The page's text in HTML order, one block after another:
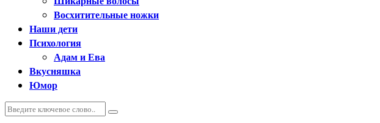
Восхитительные ножки
Наши дети
Психология
Адам и Ева
Вкусняшка
Юмор
Искать:
Поиск